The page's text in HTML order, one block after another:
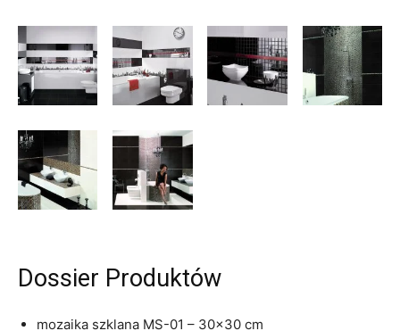
Dossier Produktów
mozaika szklana MS-01 – 30×30 cm